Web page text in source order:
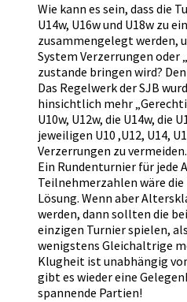
Wie kann es sein, dass die
U14w, U16w und U18w zu
zusammengelegt werden,
System Verzerrungen oder
zustande bringen wird?
Das Regelwerk der SJB
hinsichtlich mehr
U10w, U12w, die U14w, die
jeweiligen U10 ,U12, U14,
Verzerrungen zu vermeiden.
Ein Rundenturnier für jede
Teilnehmerzahlen wäre
Lösung. Wenn aber
werden, dann sollten die
einzigen Turnier spielen,
wenigstens Gleichaltrige
Klugheit ist unabhängig
gibt es wieder eine
spannende Partien!